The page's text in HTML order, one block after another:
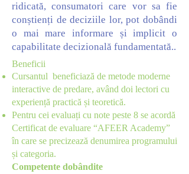
ridicată, consumatori care vor sa fie
conștienți de deciziile lor, pot dobândi
o mai mare informare și implicit o
capabilitate decizională fundamentată..
Beneficii
Cursantul beneficiază de metode moderne
interactive de predare, având doi lectori cu
experiență practică și teoretică.
Pentru cei evaluați cu note peste 8 se acordă
Certificat de evaluare “AFEER Academy”
în care se precizează denumirea programului
și categoria.
Competente dobândite